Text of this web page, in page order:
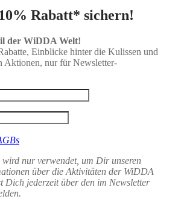
Rabatt* sichern!
der WiDDA Welt!
Einblicke hinter die Kulissen und
Aktionen, nur für Newsletter-
nur verwendet, um Dir unseren
über die Aktivitäten der WiDDA
Dich jederzeit über den im Newsletter